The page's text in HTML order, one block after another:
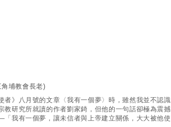
角埔教會長老)
》八月號的文章〈我有一個夢〉時，雖然我並不認識
教研究所就讀的作者劉家錡，但他的一句話卻極為震撼
我有一個夢，讓未信者與上帝建立關係，大大被他使